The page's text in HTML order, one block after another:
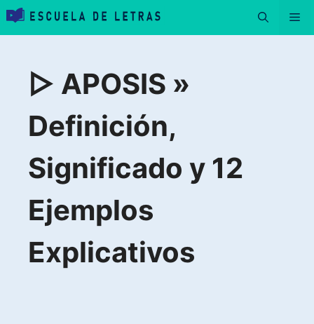
Saltar
contenido▷ APOSIS »
Definición,
Significado y 12
Ejemplos
Explicativos